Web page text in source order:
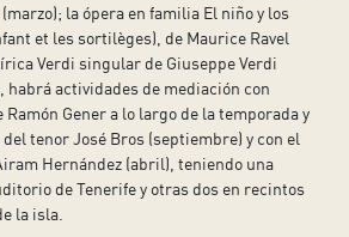
la ópera en familia El niño y los
et les sortilèges), de Maurice Ravel
Verdi singular de Giuseppe Verdi
habrá actividades de mediación con
Ramón Gener a lo largo de la temporada y
tenor José Bros (septiembre) y con el
Hernández (abril), teniendo una
de Tenerife y otras dos en recintos
la isla.